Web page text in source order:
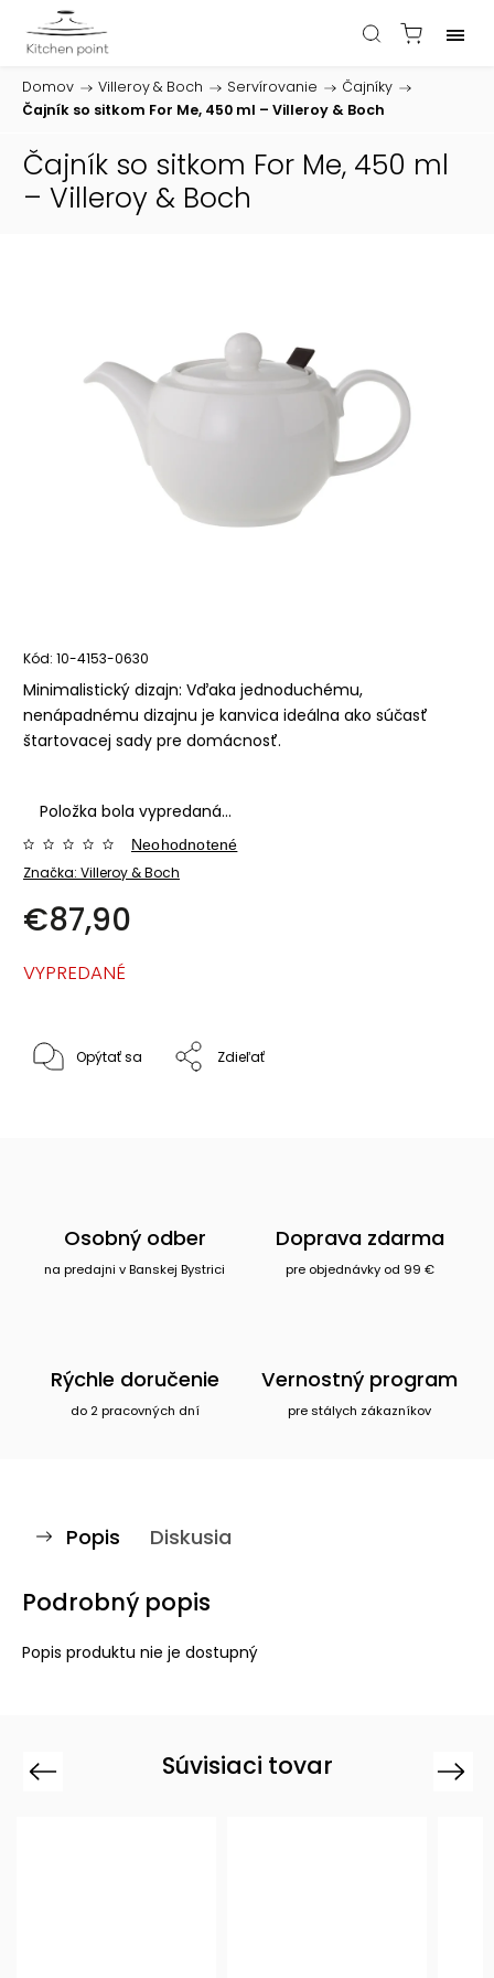
Domov / Villeroy & Boch / Servírovanie / Čajníky /
Čajník so sitkom For Me, 450 ml – Villeroy & Boch
Čajník so sitkom For Me, 450 ml
– Villeroy & Boch
Kód: 10-4153-0630
Minimalistický dizajn: Vďaka jednoduchému,
nenápadnému dizajnu je kanvica ideálna ako súčasť
štartovacej sady pre domácnosť.
Položka bola vypredaná…
Značka: Villeroy & Boch
Neohodnotené
€87,90
VYPREDANÉ
Opýtať sa Zdieľať
Osobný odber
na predajni v Banskej Bystrici
Doprava zdarma
pre objednávky od 99 €
Rýchle doručenie
do 2 pracovných dní
Vernostný program
pre stálych zákazníkov
Popis Diskusia
Podrobný popis
Popis produktu nie je dostupný
Súvisiaci tovar
Previous Next